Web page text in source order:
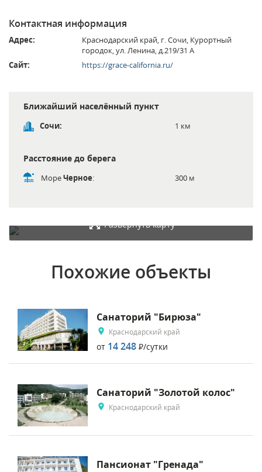
Контактная информация
Адрес:
Краснодарский край, г. Сочи, Курортный
городок, ул. Ленина, д.219/31 А
Сайт:
https://grace-california.ru/
Ближайший населённый пункт
Сочи: 1 км
Расстояние до берега
МореЧерное: 300 м
Развернуть карту
Похожие объекты
Санаторий "Бирюза"
Краснодарский край
от 14 248 Р/сутки
Санаторий "Золотой колос"
Краснодарский край
Пансионат "Гренада"